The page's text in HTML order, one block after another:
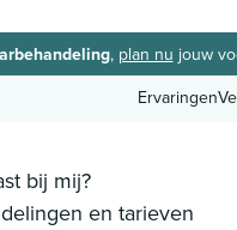
, plan nu jouw
Ervaringen
bij mij?
en tarieven